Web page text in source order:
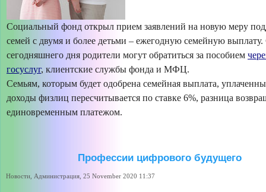
Социальный фонд открыл прием заявлений на новую меру
семей с двумя и более детьми – ежегодную семейную
сегодняшнего дня родители могут обратиться за пособием
госуслуг, клиентские службы фонда и МФЦ.
Семьям, которым будет одобрена семейная выплата,
доходы физлиц пересчитывается по ставке 6%, разница
единовременным платежом.
Профессии цифрового будущего
Новости, Администрация, 25 November 2020 11:37